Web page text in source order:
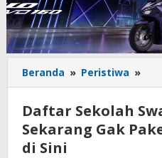
Beranda » Peristiwa »
di
Daftar Sekolah
Sekarang Gak
di Sini